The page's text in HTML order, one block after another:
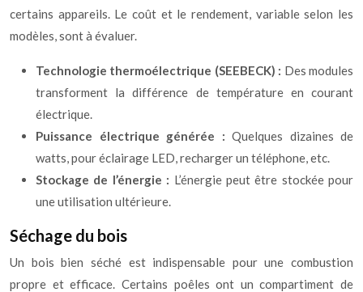
certains appareils. Le coût et le rendement, variable selon les
modèles, sont à évaluer.
Technologie thermoélectrique (SEEBECK) : Des modules
transforment la différence de température en courant
électrique.
Puissance électrique générée : Quelques dizaines de
watts, pour éclairage LED, recharger un téléphone, etc.
Stockage de l’énergie : L’énergie peut être stockée pour
une utilisation ultérieure.
Séchage du bois
Un bois bien séché est indispensable pour une combustion
propre et efficace. Certains poêles ont un compartiment de